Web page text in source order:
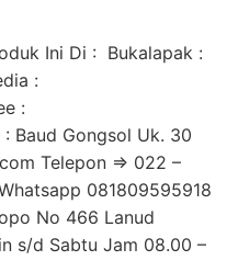
Ini Di : Bukalapak :
:
:
Baud Gongsol Uk. 30
Telepon => 022 –
081809595918
No 466 Lanud
s/d Sabtu Jam 08.00 –